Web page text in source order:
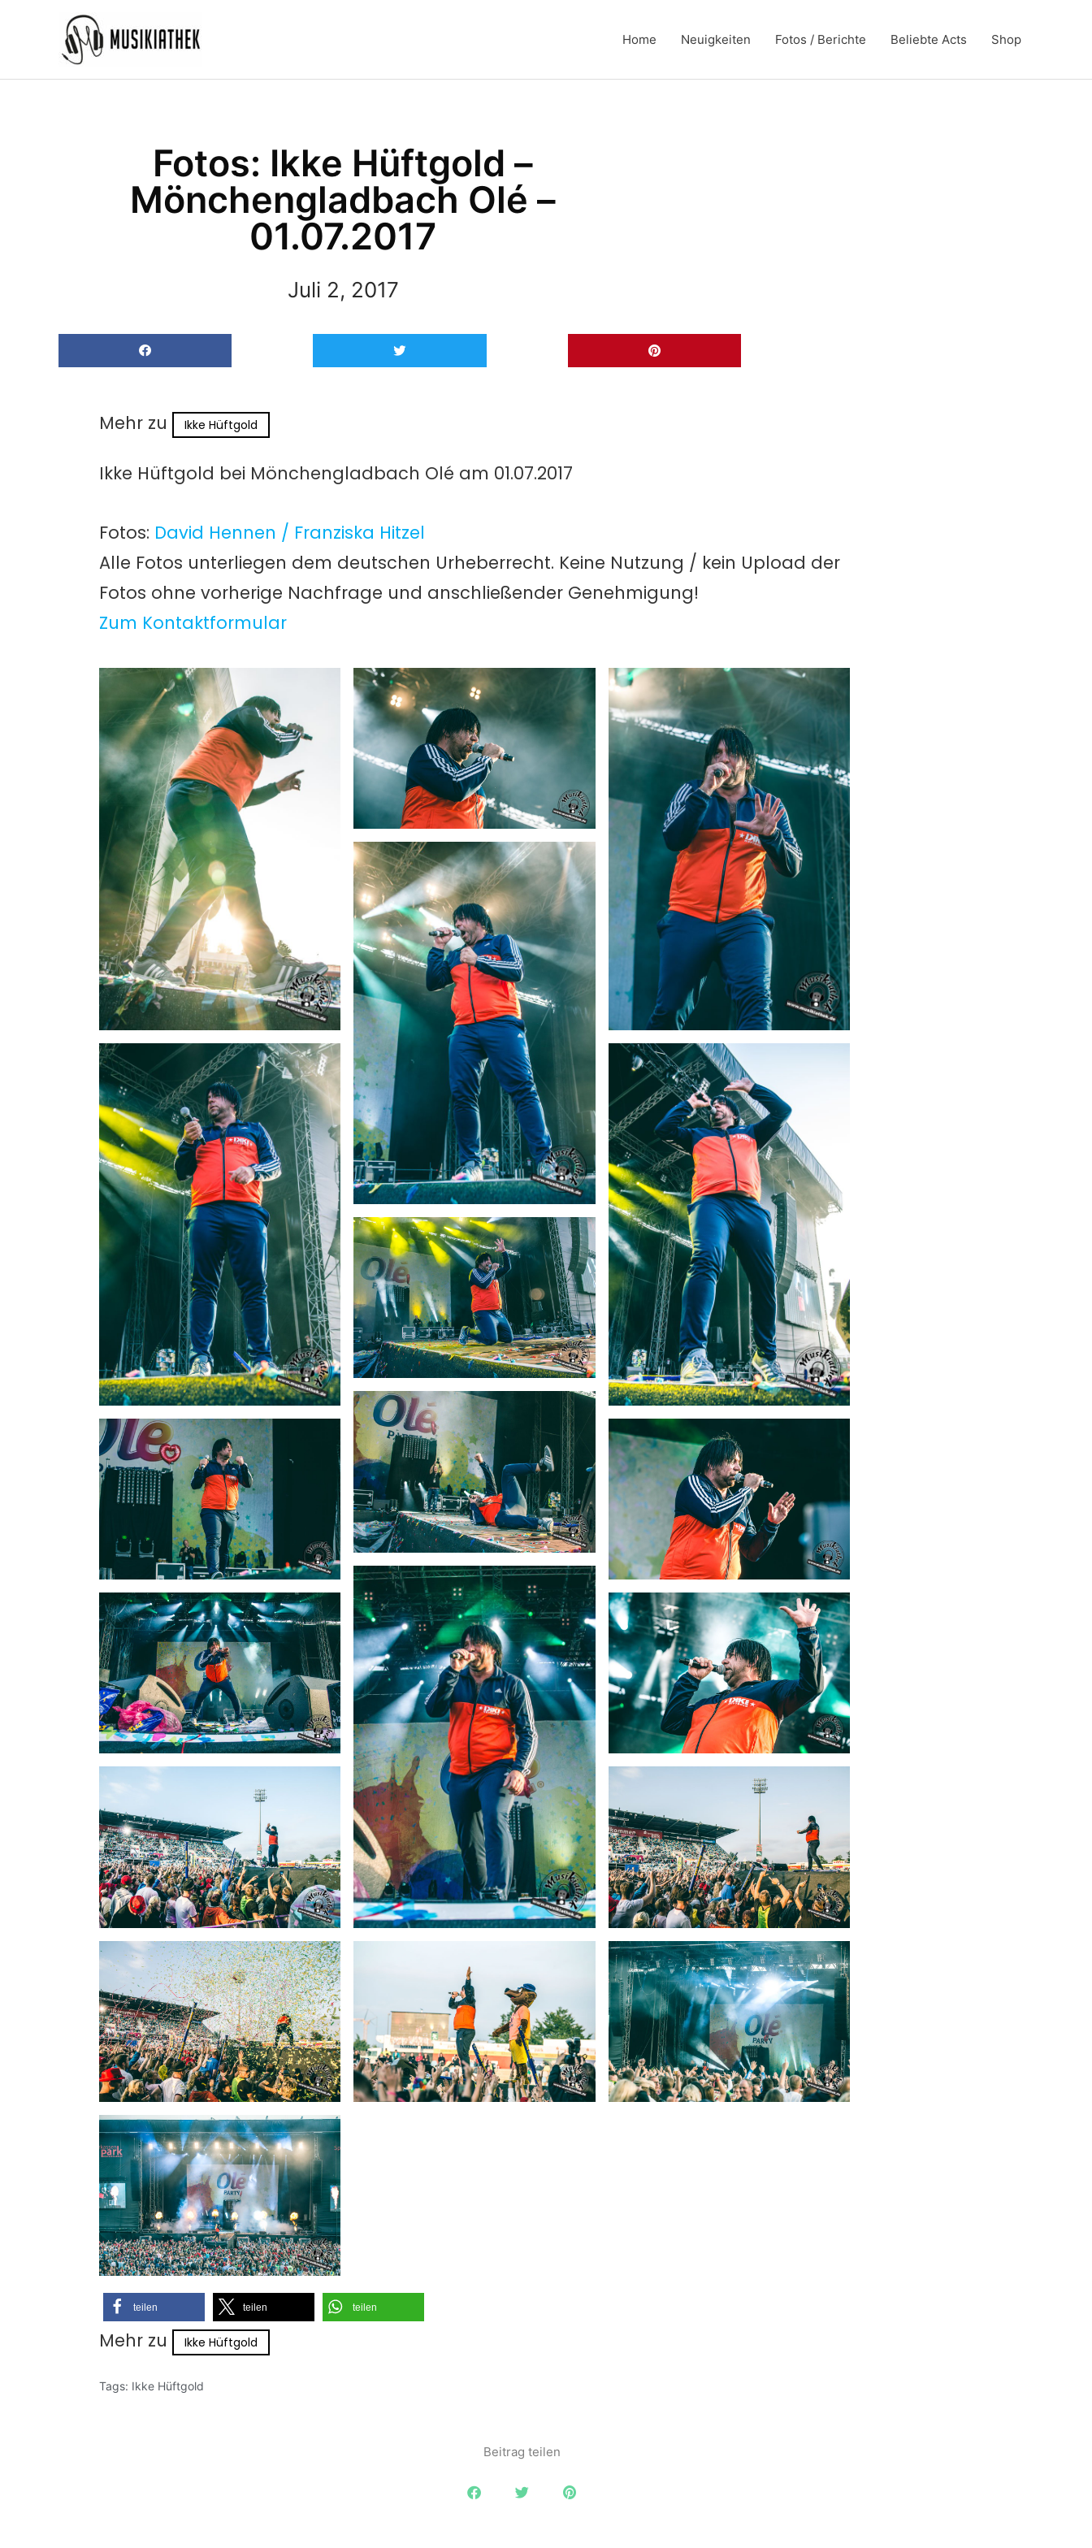
Home Neuigkeiten Fotos / Berichte Beliebte Acts Shop
Fotos: Ikke Hüftgold –
Mönchengladbach Olé –
01.07.2017
Juli 2, 2017
Mehr zu Ikke Hüftgold
Ikke Hüftgold bei Mönchengladbach Olé am 01.07.2017
Fotos: David Hennen / Franziska Hitzel
Alle Fotos unterliegen dem deutschen Urheberrecht. Keine Nutzung / kein Upload der
Fotos ohne vorherige Nachfrage und anschließender Genehmigung!
Zum Kontaktformular
teilen teilen teilen
Mehr zu Ikke Hüftgold
Tags: Ikke Hüftgold
Beitrag teilen